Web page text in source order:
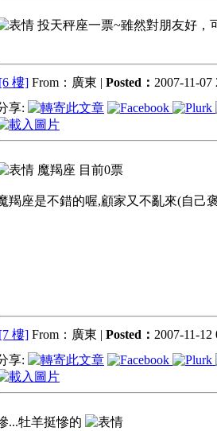
投天秤座一票~雖然對朋友好，
[6 樓] From：廣東 | Posted： 2007-11-07
享:
魔羯座 目前0票
羯座是不錯的喔,顧家又不亂來(自己
[7 樓] From：廣東 | Posted： 2007-11-12
享:
...牡羊挺慘的